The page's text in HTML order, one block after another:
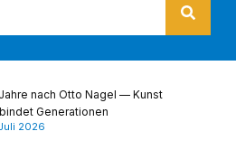
nach Otto Nagel — Kunst
Generationen
2026